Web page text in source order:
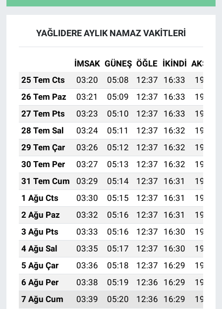
YAĞLIDERE AYLIK NAMAZ VAKITLERI
İMSAK GÜNEŞ ÖĞLE İKINDI AKŞAM
25 Tem Cts
03:20 05:08 12:37 16:33
19:56
26 Tem Paz
03:21 05:09 12:37 16:33
19:55
27 Tem Pts
03:23 05:10 12:37 16:33
19:54
28 Tem Sal
03:24 05:11 12:37 16:32
19:53
29 Tem Çar
03:26 05:12 12:37 16:32
19:52
30 Tem Per
03:27 05:13 12:37 16:32
19:51
31 Tem Cum
03:29 05:14 12:37 16:31
19:50
1 Ağu Cts
03:30 05:15 12:37 16:31
19:49
2 Ağu Paz
03:32 05:16 12:37 16:31
19:48
3 Ağu Pts
03:33 05:16 12:37 16:30
19:47
4 Ağu Sal
03:35 05:17 12:37 16:30
19:46
5 Ağu Çar
03:36 05:18 12:37 16:29
19:45
6 Ağu Per
03:38 05:19 12:36 16:29
19:44
7 Ağu Cum
03:39 05:20 12:36 16:29 19:42